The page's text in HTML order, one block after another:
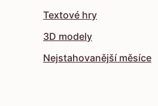
Textové hry
3D modely
Nejstahovanější měsíce